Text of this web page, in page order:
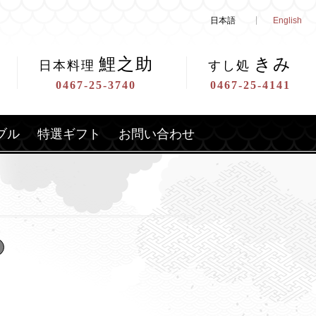
English
日本語
日本料理 鯉之助
0467-25-3740
すし処 きみ
0467-25-4141
ル 特選ギフト お問い合わせ